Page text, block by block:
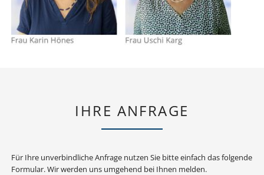
IHRE ANFRAGE
Für Ihre unverbindliche Anfrage nutzen Sie bitte einfach das folgende
Formular. Wir werden uns umgehend bei Ihnen melden.